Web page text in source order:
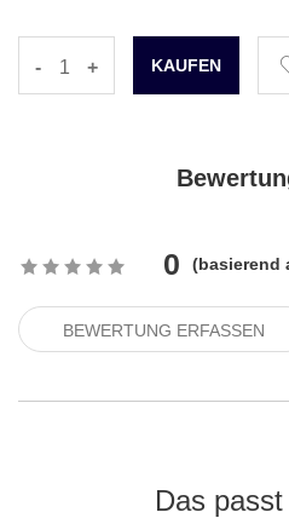
- +
0 (basierend
BEWERTUNG ERFASSEN
Das